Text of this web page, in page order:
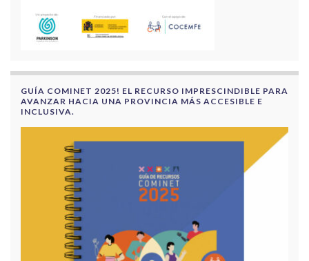
GUÍA COMINET 2025! EL RECURSO IMPRESCINDIBLE PARA
AVANZAR HACIA UNA PROVINCIA MÁS ACCESIBLE E
INCLUSIVA.